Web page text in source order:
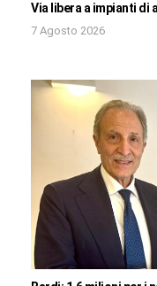
Via libera a impianti di
7 Agosto 2026